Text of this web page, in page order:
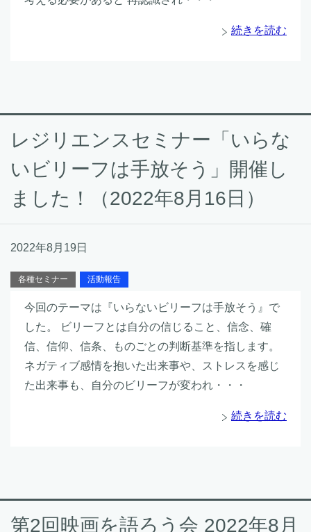
続きを読む
レジリエンスセミナー「いらな
いビリーフは手放そう」開催し
ました！（2022年8月16日）
2022年8月19日
各種セミナー 活動報告
今回のテーマは『いらないビリーフは手放そう』で
した。 ビリーフとは自分の信じること、信念、確
信、信仰、信条、ものごとの判断基準を指します。
ネガティブ感情を抱いた出来事や、ストレスを感じ
た出来事も、自分のビリーフが変われ・・・
続きを読む
第2回映画を語ろう会 2022年8月